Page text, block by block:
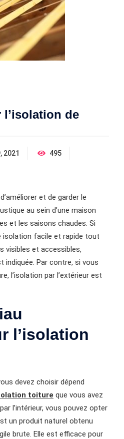
de
2021
495
et de garder le
au sein d’une maison
et les saisons chaudes. Si
isolation facile et rapide tout
visibles et accessibles,
indiquée. Par contre, si vous
l’isolation par l’extérieur est
l’isolation
devez choisir dépend
toiture que vous avez
l’intérieur, vous pouvez opter
un produit naturel obtenu
brute. Elle est efficace pour